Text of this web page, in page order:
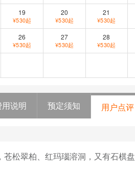
19
¥530起
20
¥530起
21
¥530起
26
¥530起
27
¥530起
28
¥530起
用说明 预定须知 用户点评
松翠柏、红玛瑙溶洞，又有石棋